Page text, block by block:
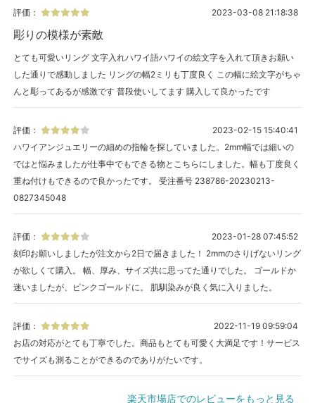
評価： 2023-03-08 21:18:38
彫りの模様が素敵
とても可愛いリング 文字入れハワイ語ハワイの絵文字を入れて頂きお願い
した通りで感動しました リングの幅2ミリも丁度良く この幅に絵文字がちゃ
んと彫ってあるが感激です 普段使いしてます 購入して良かったです
評価：
2023-02-15 15:40:41
ハワイアンジュエリーの細めの指輪を探していました。2mm幅では細いの
ではと悩みましたが仕事中でもできる物とこちらにしました。幅も丁度良く
重ね付けもできるので良かったです。 受注番号 238786-20230213-
0827345048
評価：
2023-01-28 07:45:52
刻印お願いしましたが注文から2日で届きました！ 2mmのさりげないリング
が欲しくて購入。 幅、厚み、サイズ共に思ってた通りでした。 ゴールドか
迷いましたが、ピンクゴールドに。 肌馴染みが良く気に入りました。
評価：
2022-11-19 09:59:04
お店の対応がとても丁寧でした。商品もとても可愛く大満足です！サービス
でサイズも測ることができるのでありがたいです。
楽天市場店でのレビューをもっと見る